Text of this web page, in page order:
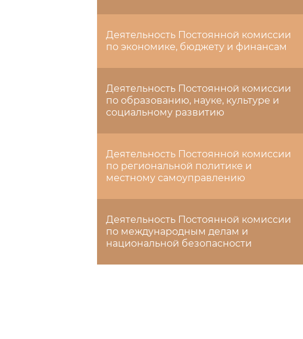
Деятельность Постоянной комиссии
по экономике, бюджету и финансам
Деятельность Постоянной комиссии
по образованию, науке, культуре и
социальному развитию
Деятельность Постоянной комиссии
по региональной политике и
местному самоуправлению
Деятельность Постоянной комиссии
по международным делам и
национальной безопасности